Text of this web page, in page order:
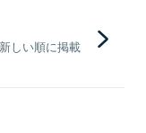
しい順に掲載